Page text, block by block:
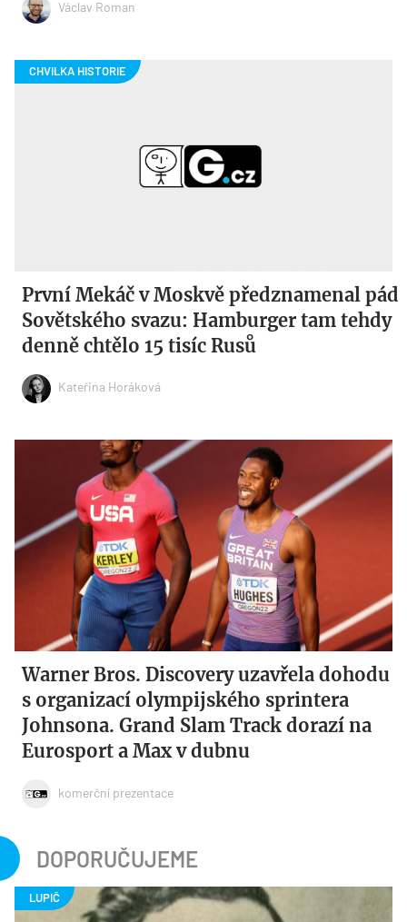
Václav Roman
První Mekáč v Moskvě předznamenal pád
Sovětského svazu: Hamburger tam tehdy
denně chtělo 15 tisíc Rusů
Kateřina Horáková
Warner Bros. Discovery uzavřela dohodu
s organizací olympijského sprintera
Johnsona. Grand Slam Track dorazí na
Eurosport a Max v dubnu
komerční prezentace
DOPORUČUJEME